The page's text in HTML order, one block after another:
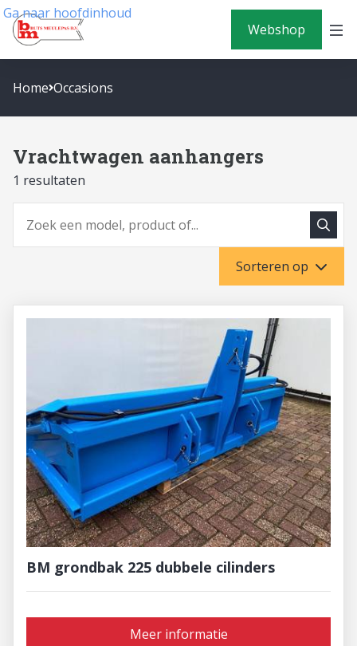
Ga naar hoofdinhoud
Webshop
Home Occasions
Vrachtwagen aanhangers
1 resultaten
Zoeken
Sorteren op
BM grondbak 225 dubbele cilinders
Meer informatie